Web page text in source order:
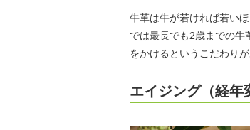
牛革は牛が若ければ若い
では最長でも2歳までの牛
をかけるというこだわりが
エイジング（経年